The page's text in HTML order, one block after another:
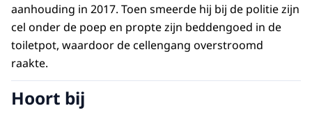
aanhouding in 2017. Toen smeerde hij bij de politie zijn
cel onder de poep en propte zijn beddengoed in de
toiletpot, waardoor de cellengang overstroomd
raakte.
Hoort bij